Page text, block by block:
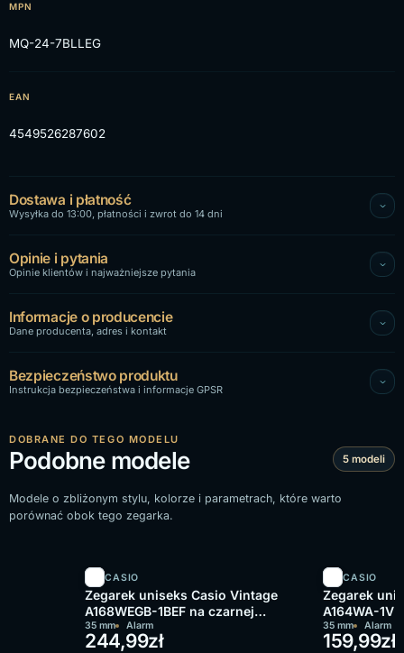
MPN
MQ-24-7BLLEG
EAN
4549526287602
Dostawa i płatność
Wysyłka do 13:00, płatności i zwrot do 14 dni
Opinie i pytania
Opinie klientów i najważniejsze pytania
Informacje o producencie
Dane producenta, adres i kontakt
Bezpieczeństwo produktu
Instrukcja bezpieczeństwa i informacje GPSR
DOBRANE DO TEGO MODELU
Podobne modele 5 modeli
Modele o zbliżonym stylu, kolorze i parametrach, które warto
porównać obok tego zegarka.
CASIO
Zegarek uniseks Casio Vintage
A168WEGB-1BEF na czarnej
bransolecie, czarna tarcza
35 mm Alarm
244,99zł
CASIO
Zegarek
A164WA-
bransolecie,
35 mm Alarm
159,99zł